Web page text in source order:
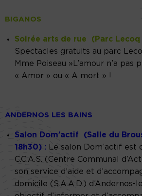
BIGANOS
Soirée arts de rue ( Parc Lecoq
Spectacles gratuits au parc
Mme Poiseau »L’amour n’a pas
« Amor » ou « A mort » !
ANDERNOS LES BAINS
Salon Dom’actif (Salle du
18h30) : Le salon Dom’actif est
C.C.A.S. (Centre Communal
son service d’aide et
domicile (S.A.A.D.) d’Andernos-